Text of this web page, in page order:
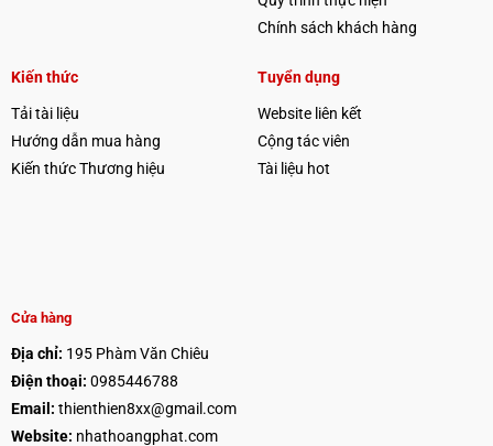
Chính sách khách hàng
Kiến thức
Tải tài liệu
Hướng dẫn mua hàng
Kiến thức Thương hiệu
Tuyển dụng
Website liên kết
Cộng tác viên
Tài liệu hot
Cửa hàng
Địa chỉ: 195 Phàm Văn Chiêu
Điện thoại: 0985446788
Email: thienthien8xx@gmail.com
Website: nhathoangphat.com